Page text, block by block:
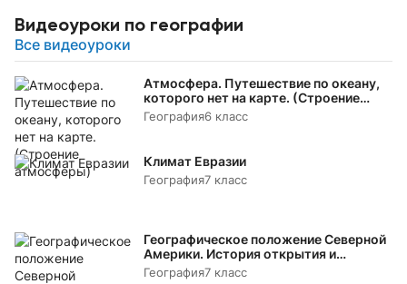
Видеоуроки по географии
Все видеоуроки
Атмосфера. Путешествие по океану,
которого нет на карте. (Строение
атмосферы)
География6 класс
Климат Евразии
География7 класс
Географическое положение Северной
Америки. История открытия и
исследования
География7 класс